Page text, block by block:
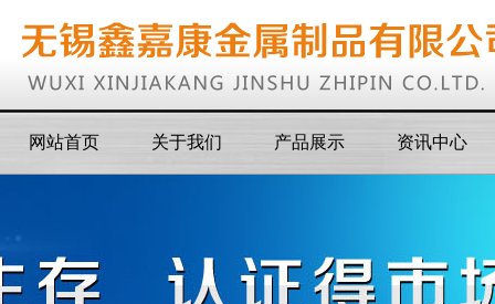
网站首页 关于我们 产品展示 资讯中心